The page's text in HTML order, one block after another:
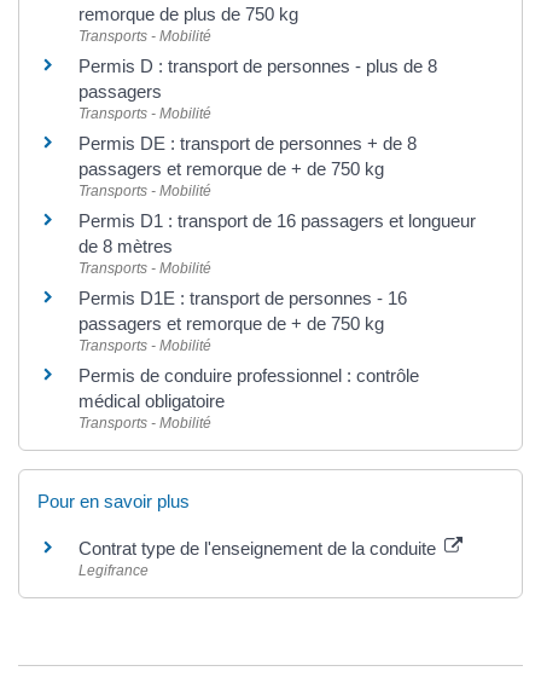
remorque de plus de 750 kg
Transports - Mobilité
Permis D : transport de personnes - plus de 8
passagers
Transports - Mobilité
Permis DE : transport de personnes + de 8
passagers et remorque de + de 750 kg
Transports - Mobilité
Permis D1 : transport de 16 passagers et longueur
de 8 mètres
Transports - Mobilité
Permis D1E : transport de personnes - 16
passagers et remorque de + de 750 kg
Transports - Mobilité
Permis de conduire professionnel : contrôle
médical obligatoire
Transports - Mobilité
Pour en savoir plus
Contrat type de l'enseignement de la conduite
Legifrance